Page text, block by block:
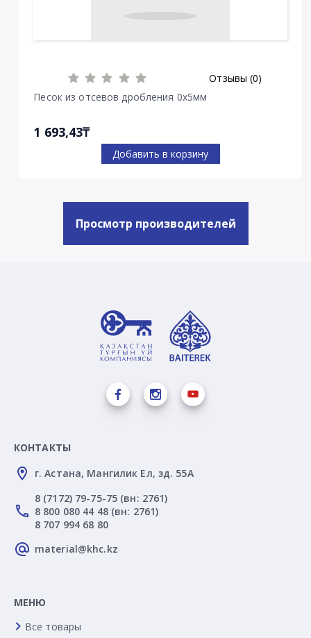
Отзывы (0)
Песок из отсевов дробления 0х5мм
1 693,43₸
Добавить в корзину
Просмотр производителей
КОНТАКТЫ
г. Астана, Мангилик Ел, зд. 55А
8 (7172) 79-75-75 (вн: 2761)
8 800 080 44 48 (вн: 2761)
8 707 994 68 80
material@khc.kz
МЕНЮ
Все товары